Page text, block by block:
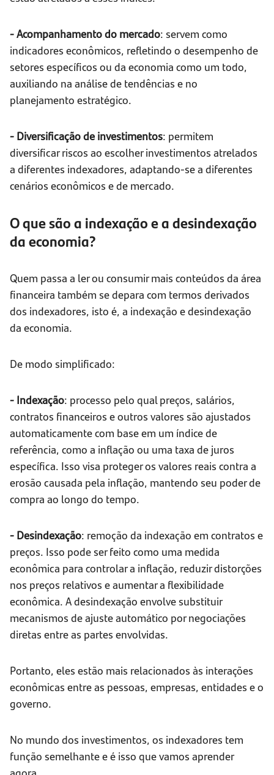
- Acompanhamento do mercado: servem como
indicadores econômicos, refletindo o desempenho de
setores específicos ou da economia como um todo,
auxiliando na análise de tendências e no
planejamento estratégico.
- Diversificação de investimentos: permitem
diversificar riscos ao escolher investimentos atrelados
a diferentes indexadores, adaptando-se a diferentes
cenários econômicos e de mercado.
O que são a indexação e a desindexação
da economia?
Quem passa a ler ou consumir mais conteúdos da área
financeira também se depara com termos derivados
dos indexadores, isto é, a indexação e desindexação
da economia.
De modo simplificado:
- Indexação: processo pelo qual preços, salários,
contratos financeiros e outros valores são ajustados
automaticamente com base em um índice de
referência, como a inflação ou uma taxa de juros
específica. Isso visa proteger os valores reais contra a
erosão causada pela inflação, mantendo seu poder de
compra ao longo do tempo.
- Desindexação: remoção da indexação em contratos e
preços. Isso pode ser feito como uma medida
econômica para controlar a inflação, reduzir distorções
nos preços relativos e aumentar a flexibilidade
econômica. A desindexação envolve substituir
mecanismos de ajuste automático por negociações
diretas entre as partes envolvidas.
Portanto, eles estão mais relacionados às interações
econômicas entre as pessoas, empresas, entidades e o
governo.
No mundo dos investimentos, os indexadores tem
função semelhante e é isso que vamos aprender